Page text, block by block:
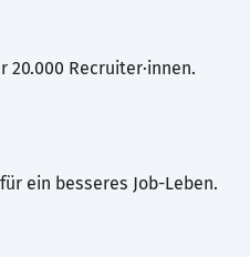
20.000 Recruiter·innen.
ein besseres Job-Leben.